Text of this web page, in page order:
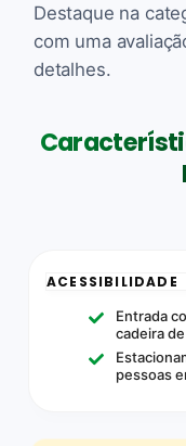
Destaque na
com uma
detalhes.
ACESSIBILIDADE
Entrada
cadeira
pessoas